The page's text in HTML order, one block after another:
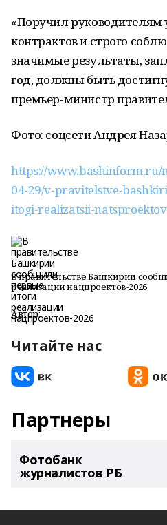
«Поручил руководителям
контрактов и строго
значимые результаты,
год, должны быть
премьер-министр
Фото: соцсети Андрея
https://www.bashinform.ru/
04-29/v-pravitelstve-
itogi-realizatsii-
В правительстве Башкирии
реализации нацпроектов-2026
Автор:
Читайте нас
Партнеры
Фотобанк
журналистов РБ